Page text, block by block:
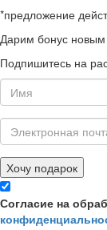
*предложение
Дарим бонус новым
Подпишитесь на
Хочу подарок
Согласие на